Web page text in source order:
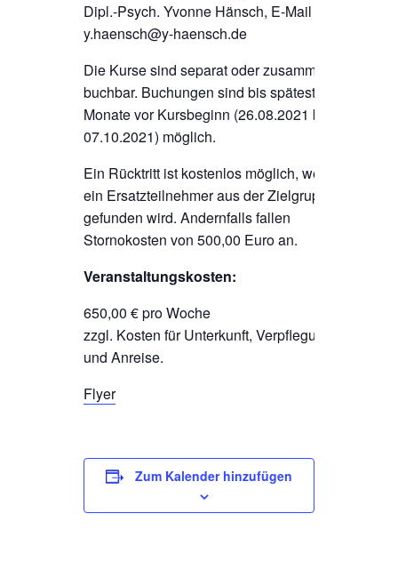
Dipl.-Psych. Yvonne Hänsch, E-Mail
y.haensch@y-haensch.de
Die Kurse sind separat oder zusammen
buchbar. Buchungen sind bis spätestens 3
Monate vor Kursbeginn (26.08.2021 bzw.
07.10.2021) möglich.
Ein Rücktritt ist kostenlos möglich, wenn
ein Ersatzteilnehmer aus der Zielgruppe
gefunden wird. Andernfalls fallen
Stornokosten von 500,00 Euro an.
Veranstaltungskosten:
650,00 € pro Woche
zzgl. Kosten für Unterkunft, Verpflegung
und Anreise.
Flyer
Zum Kalender hinzufügen